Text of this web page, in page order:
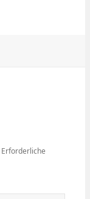
Erforderliche